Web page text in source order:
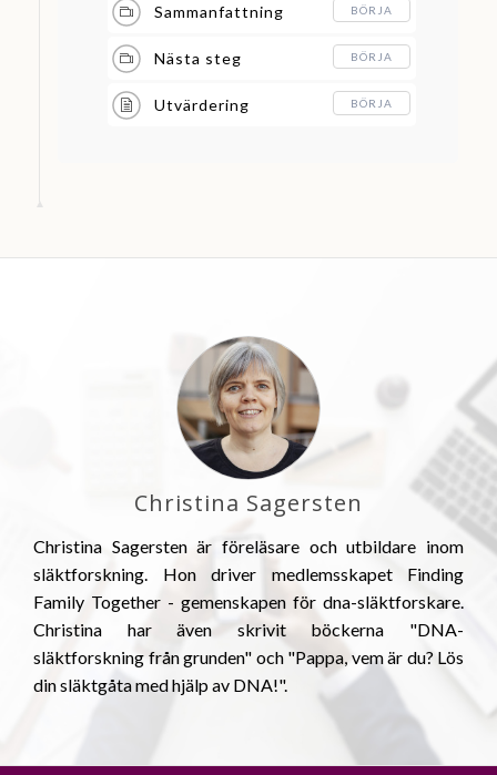
Sammanfattning BÖRJA
Nästa steg BÖRJA
Utvärdering BÖRJA
Christina Sagersten
Christina Sagersten är föreläsare och utbildare inom
släktforskning. Hon driver medlemsskapet Finding
Family Together - gemenskapen för dna-släktforskare.
Christina har även skrivit böckerna "DNA-
släktforskning från grunden" och "Pappa, vem är du? Lös
din släktgåta med hjälp av DNA!".